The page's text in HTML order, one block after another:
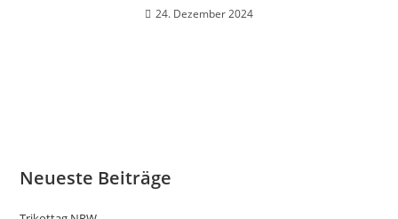
24. Dezember 2024
Neueste Beiträge